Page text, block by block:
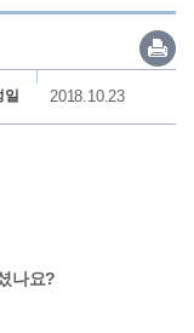
일 2018.10.23
나요?